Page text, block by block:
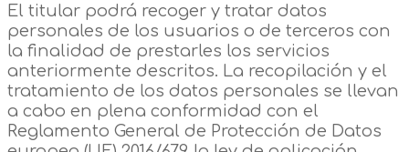
El titular podrá recoger y tratar datos
personales de los usuarios o de terceros con
la finalidad de prestarles los servicios
anteriormente descritos. La recopilación y el
tratamiento de los datos personales se llevan
a cabo en plena conformidad con el
Reglamento General de Protección de Datos